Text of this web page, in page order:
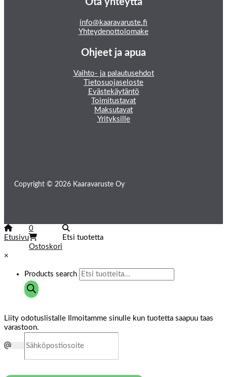
info@kaaravaruste.fi
Yhteydenottolomake
Ohjeet ja apua
Vaihto- ja palautusehdot
Tietosuojaseloste
Evästekäytäntö
Toimitustavat
Maksutavat
Yrityksille
Copyright © 2026 Kaaravaruste Oy
Etusivu
0
Ostoskori
Etsi tuotetta
×
Products search
Liity odotuslistalle
Ilmoitamme sinulle kun tuotetta saapuu taas
varastoon.